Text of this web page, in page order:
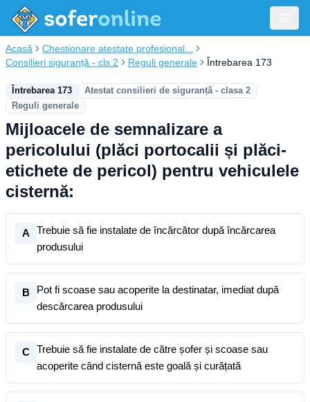
Acasă
Chestionare atestate profesional...
Consilieri siguranță - cls 2
Reguli generale Întrebarea 173
Întrebarea 173
Atestat consilieri de siguranță - clasa 2
Reguli generale
Mijloacele de semnalizare a
pericolului (plăci portocalii și plăci-
etichete de pericol) pentru vehiculele
cisternă:
A
Trebuie să fie instalate de încărcător după încărcarea
produsului
B
Pot fi scoase sau acoperite la destinatar, imediat după
descărcarea produsului
C
Trebuie să fie instalate de către șofer și scoase sau
acoperite când cisternă este goală și curățată